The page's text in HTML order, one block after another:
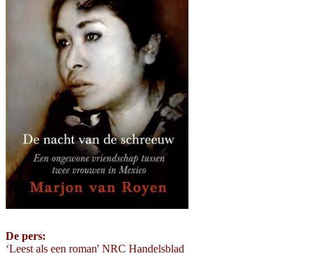
De pers:
‘Leest als een roman' NRC Handelsblad